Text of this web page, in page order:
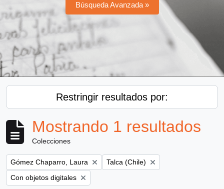
Búsqueda Avanzada »
Restringir resultados por:
Mostrando 1 resultados
Colecciones
Remove filter:
Gómez Chaparro, Laura Remove filter:
Talca (Chile)
Remove filter:
Con objetos digitales